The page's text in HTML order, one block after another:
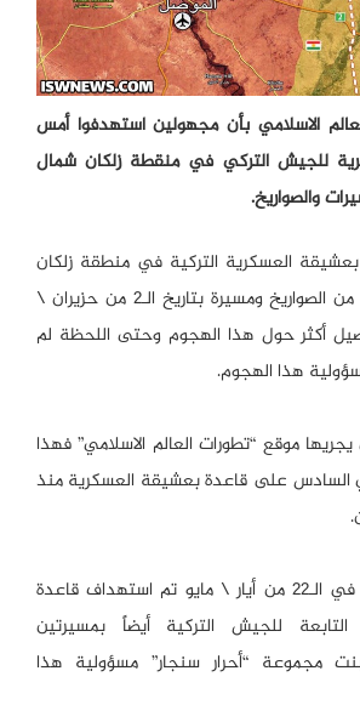
الاسلامي بأن مجهولين استهدفوا أمس
للجيش التركي في منقطة زلكان شمال
والصواريخ.
العسكرية التركية في منطقة زلكان
شمال الموصل بعدد من الصواريخ ومسيرة بتاريخ الـ2 من حزيران \
أكثر حول هذا الهجوم وحتى اللحظة لم
هذا الهجوم.
موقع “تطورات العالم الاسلامي” فهذا
السادس على قاعدة بعشيقة العسكرية منذ
تجدر الإشارة إلى أنه في الـ22 من أيار \ مايو تم استهداف قاعدة
للجيش التركية أيضاً بمسيرتين
مجموعة “أحرار سنجار” مسؤولية هذا